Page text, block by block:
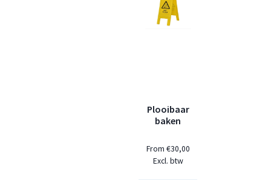
Plooibaar
baken
From €30,00
Excl. btw